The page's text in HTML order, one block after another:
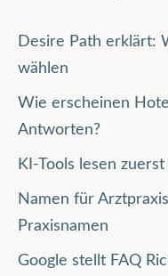
Desire Path erklärt:
wählen
Wie erscheinen
Antworten?
KI-Tools lesen
Namen für
Praxisnamen
Google stellt FAQ